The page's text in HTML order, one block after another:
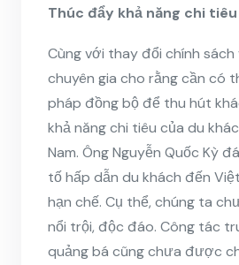
Thúc đẩy khả năng chi
Cùng với thay đổi chính sách
chuyên gia cho rằng cần có
pháp đồng bộ để thu hút
khả năng chi tiêu của du
Nam. Ông Nguyễn Quốc Kỳ
tố hấp dẫn du khách đến
hạn chế. Cụ thể, chúng ta
nổi trội, độc đáo. Công tác
quảng bá cũng chưa được